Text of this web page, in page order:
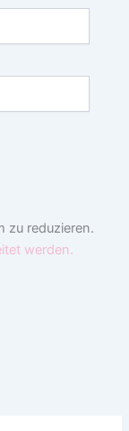
zu reduzieren.
werden.